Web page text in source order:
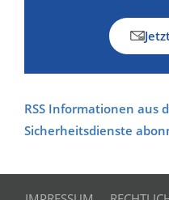
RSS Informationen aus
Sicherheitsdienste